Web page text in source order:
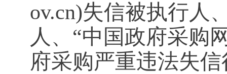
ov.cn)失信被执行人
人、“中国政府采购
府采购严重违法失